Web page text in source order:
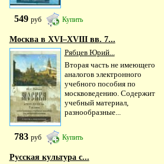
549 руб Купить
Москва в XVI–XVIII вв. 7...
Рябцев Юрий...
Вторая часть не имеющего
аналогов электронного
учебного пособия по
москвоведению. Содержит
учебный материал,
разнообразные...
783 руб Купить
Русская культура с...